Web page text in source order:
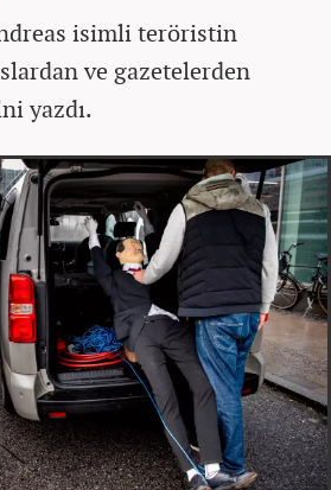
isimli teröristin
ve gazetelerden
yazdı.